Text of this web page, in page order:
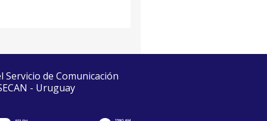
de Comunicación
- Uruguay